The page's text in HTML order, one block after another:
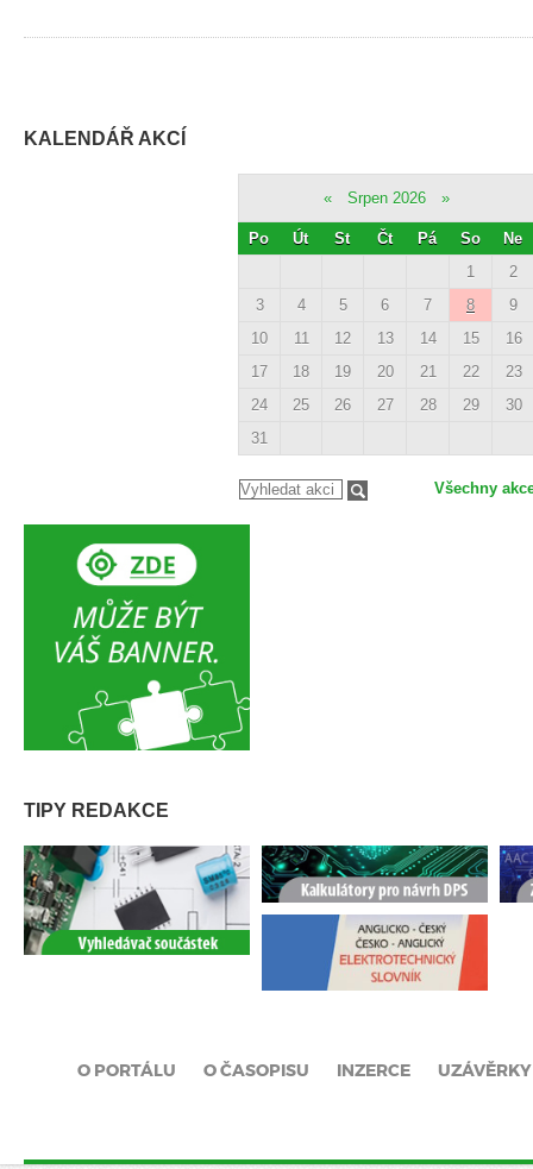
KALENDÁŘ AKCÍ
« Srpen 2026 »
Po Út St Čt Pá So
Ne
1
2
3
4 5 6 7 8
9
10
11 12 13 14 15
16
17
18 19 20 21 22
23
24
25 26 27 28 29
30
31
Všechny
TIPY REDAKCE
O PORTÁLU O ČASOPISU INZERCE UZÁVĚRKY